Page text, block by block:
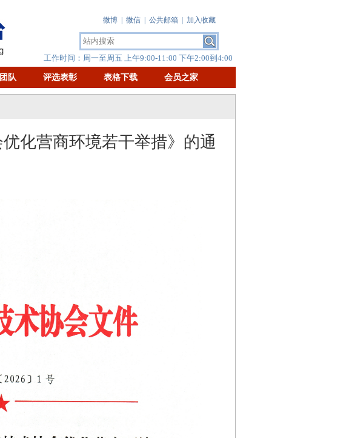
工作时间：周一至周五 上午9:00-11:00 下午2:00到4:00
微博 微信 公共邮箱 加入收藏
队 评选表彰 表格下载 会员之家
化营商环境若干举措》的通